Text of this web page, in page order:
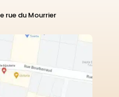
rue du Mourrier